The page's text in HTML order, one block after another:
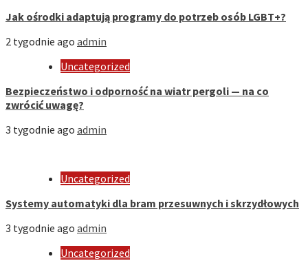
Jak ośrodki adaptują programy do potrzeb osób LGBT+?
2 tygodnie ago admin
Uncategorized
Bezpieczeństwo i odporność na wiatr pergoli — na co
zwrócić uwagę?
3 tygodnie ago admin
Uncategorized
Systemy automatyki dla bram przesuwnych i skrzydłowych
3 tygodnie ago admin
Uncategorized